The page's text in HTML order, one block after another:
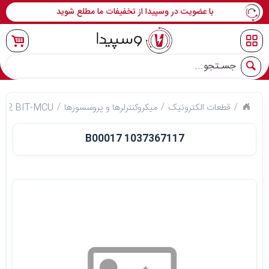
با عضویت در وسپیدا از تخفیفات ما مطلع شوید
قطعات الکترونیک میکروکنترلرها و پروسسورها BIT-MCU
B00017 1037367117